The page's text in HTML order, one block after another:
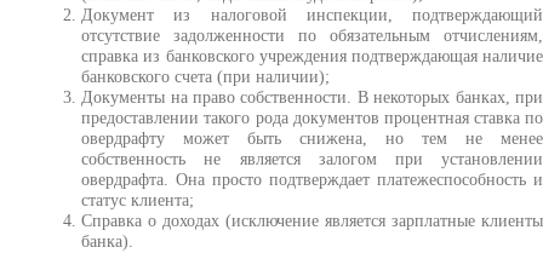
Документ из налоговой инспекции, подтверждающий
отсутствие задолженности по обязательным отчислениям,
справка из банковского учреждения подтверждающая наличие
банковского счета (при наличии);
Документы на право собственности. В некоторых банках, при
предоставлении такого рода документов процентная ставка по
овердрафту может быть снижена, но тем не менее
собственность не является залогом при установлении
овердрафта. Она просто подтверждает платежеспособность и
статус клиента;
Справка о доходах (исключение является зарплатные клиенты
банка).